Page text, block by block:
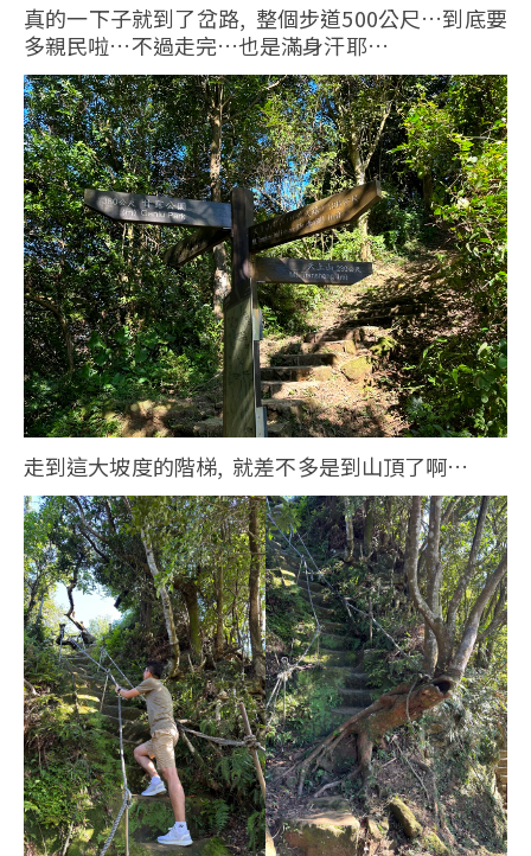
真的一下子就到了岔路, 整個步道500公尺…到底要
多親民啦…不過走完…也是滿身汗耶…
走到這大坡度的階梯, 就差不多是到山頂了啊…